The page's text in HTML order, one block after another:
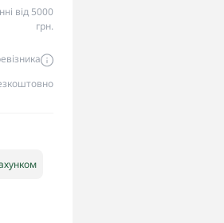
від 5000
грн.